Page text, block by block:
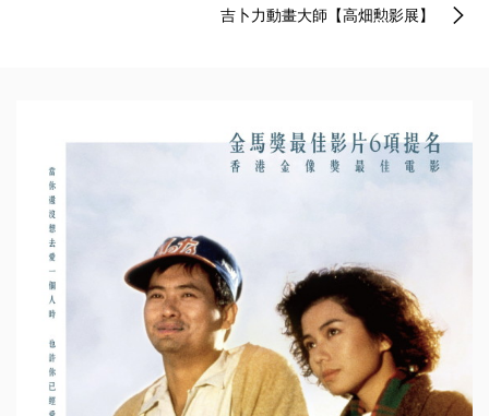
吉卜力動畫大師【高畑勲影展】